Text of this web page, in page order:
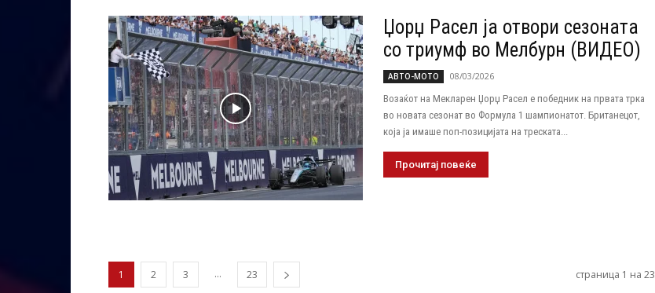
Џорџ Расел ја отвори сезоната
со триумф во Мелбурн (ВИДЕО)
АВТО-МОТО
08/03/2026
Возаќот на Мекларен Џорџ Расел е победник на првата трка
во новата сезонат во Формула 1 шампионатот. Британецот,
која ја имаше поп-позицијата на треската...
Прочитај повеќе
1 2 3 ... 23 страница 1 на 23